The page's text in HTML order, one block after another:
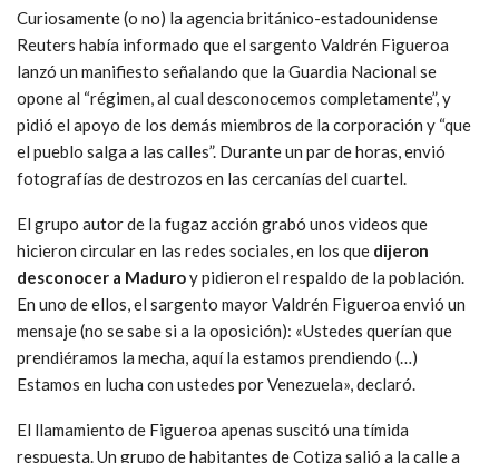
Curiosamente (o no) la agencia británico-estadounidense
Reuters había informado que el sargento Valdrén Figueroa
lanzó un manifiesto señalando que la Guardia Nacional se
opone al “régimen, al cual desconocemos completamente”, y
pidió el apoyo de los demás miembros de la corporación y “que
el pueblo salga a las calles”. Durante un par de horas, envió
fotografías de destrozos en las cercanías del cuartel.
El grupo autor de la fugaz acción grabó unos videos que
hicieron circular en las redes sociales, en los que dijeron
desconocer a Maduroy pidieron el respaldo de la población.
En uno de ellos, el sargento mayor Valdrén Figueroa envió un
mensaje (no se sabe si a la oposición): «Ustedes querían que
prendiéramos la mecha, aquí la estamos prendiendo (…)
Estamos en lucha con ustedes por Venezuela», declaró.
El llamamiento de Figueroa apenas suscitó una tímida
respuesta. Un grupo de habitantes de Cotiza salió a la calle a